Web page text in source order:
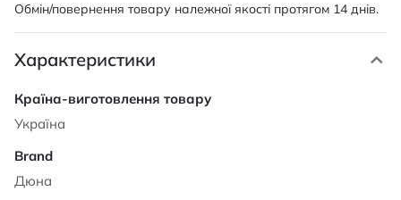
Обмін/повернення товару належної якості протягом 14 днів.
Характеристики
Характеристики
Україна
Дюна